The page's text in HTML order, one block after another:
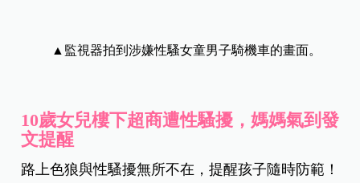
▲監視器拍到涉嫌性騷女童男子騎機車的畫面。
10歲女兒樓下超商遭性騷擾，媽媽氣到發
文提醒
路上色狼與性騷擾無所不在，提醒孩子隨時防範！